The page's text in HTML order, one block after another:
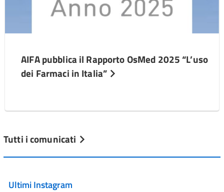
AIFA pubblica il Rapporto OsMed 2025 “L’uso
dei Farmaci in Italia”
Tutti i comunicati
Ultimi Instagram